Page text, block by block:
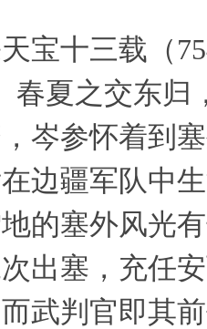
宝十三载（
春夏之交东
岑参怀着到
边疆军队中
的塞外风光
出塞，充任
武判官即其